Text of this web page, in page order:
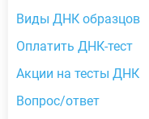
Виды ДНК образцов
Оплатить ДНК-тест
Акции на тесты ДНК
Вопрос/ответ